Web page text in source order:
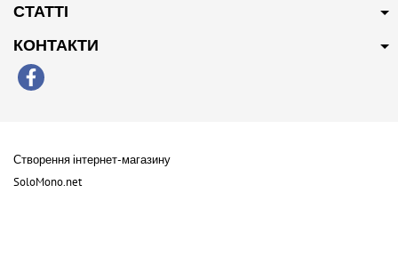
200 грн Купити
СТАТТІ
КОНТАКТИ
Створення інтернет-магазину
SoloMono.net